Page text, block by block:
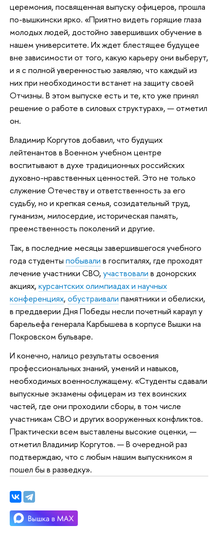
церемония, посвященная выпуску офицеров, прошла
по-вышкински ярко. «Приятно видеть горящие глаза
молодых людей, достойно завершивших обучение в
нашем университете. Их ждет блестящее будущее
вне зависимости от того, какую карьеру они выберут,
и я с полной уверенностью заявляю, что каждый из
них при необходимости встанет на защиту своей
Отчизны. В этом выпуске есть и те, кто уже принял
решение о работе в силовых структурах», — отметил
он.
Владимир Коргутов добавил, что будущих
лейтенантов в Военном учебном центре
воспитывают в духе традиционных российских
духовно-нравственных ценностей. Это не только
служение Отечеству и ответственность за его
судьбу, но и крепкая семья, созидательный труд,
гуманизм, милосердие, историческая память,
преемственность поколений и другие.
Так, в последние месяцы завершившегося учебного
года студенты побывали в госпиталях, где проходят
лечение участники СВО, участвовали в донорских
акциях, курсантских олимпиадах и научных
конференциях, обустраивали памятники и обелиски,
в преддверии Дня Победы несли почетный караул у
барельефа генерала Карбышева в корпусе Вышки на
Покровском бульваре.
И конечно, налицо результаты освоения
профессиональных знаний, умений и навыков,
необходимых военнослужащему. «Студенты сдавали
выпускные экзамены офицерам из тех воинских
частей, где они проходили сборы, в том числе
участникам СВО и других вооруженных конфликтов.
Практически всем выставлены высокие оценки, —
отметил Владимир Коргутов. — В очередной раз
подтверждаю, что с любым нашим выпускником я
пошел бы в разведку».